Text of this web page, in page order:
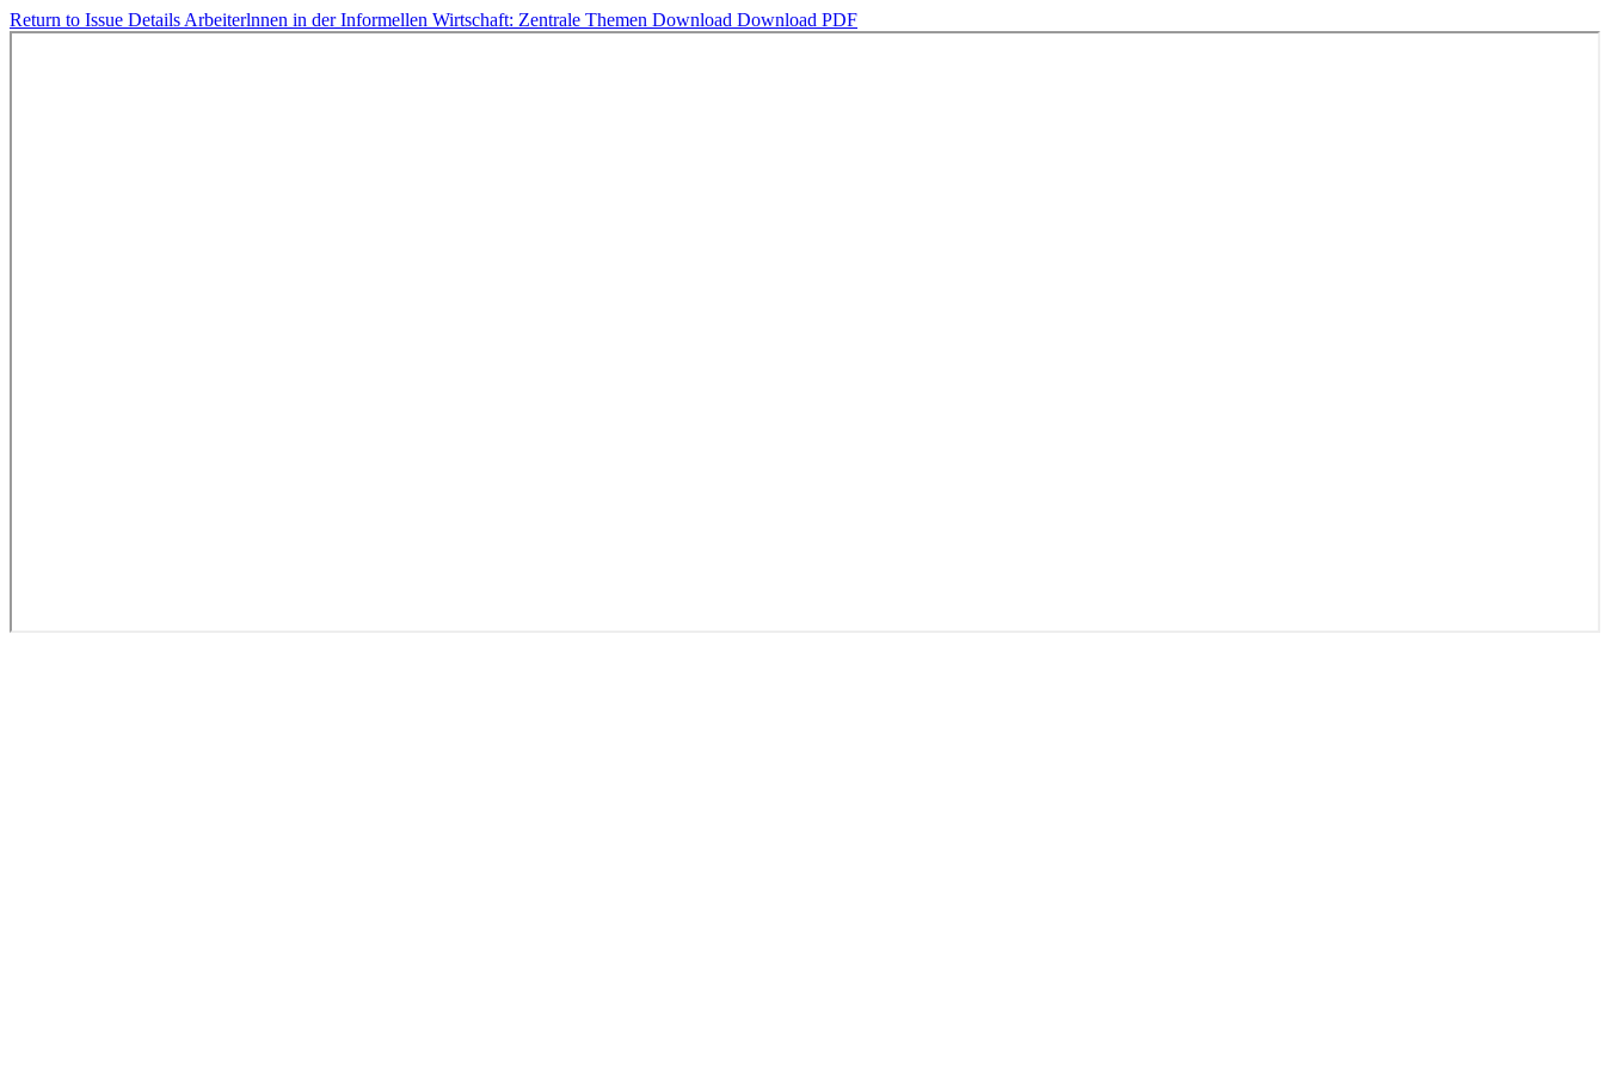
Return to Issue Details Arbeiterlnnen in der Informellen Wirtschaft: Zentrale Themen Download Download PDF